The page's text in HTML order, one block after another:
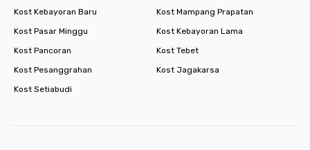
Kost Kebayoran Baru
Kost Mampang Prapatan
Kost Pasar Minggu
Kost Kebayoran Lama
Kost Pancoran
Kost Tebet
Kost Pesanggrahan
Kost Jagakarsa
Kost Setiabudi